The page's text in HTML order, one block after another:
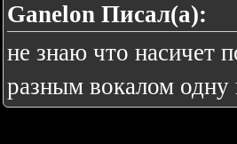
Ganelon Писал(а):
не знаю что насичет
разным вокалом